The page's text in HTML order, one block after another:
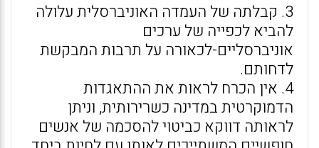
3. קבלתה של העמדה האוניברסלית עלולה
להביא לכפייה של ערכים
אוניברסליים-לכאורה על תרבות המבקשת
לדחותם.
4. אין הכרח לראות את ההתאגדות
הדמוקרטית במדינה כשרירותית, וניתן
לראותה דווקא כביטוי להסכמה של אנשים